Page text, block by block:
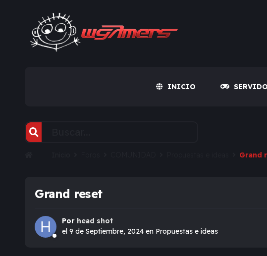
INICIO
Grand
Grand reset
Por head shot
el 9 de Septiembre, 2024 en Propuestas e ideas